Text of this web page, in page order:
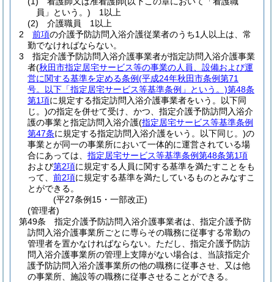
員」という。) 1以上
(2)
介護職員 1以上
2
前項の介護予防訪問入浴介護従業者のうち1人以上は、常
勤でなければならない。
3
指定介護予防訪問入浴介護事業者が指定訪問入浴介護事業
者(秋田市指定居宅サービス等の事業の人員、設備および運
営に関する基準を定める条例(平成24年秋田市条例第71
号。以下「指定居宅サービス等基準条例」という。)第48条
第1項に規定する指定訪問入浴介護事業者をいう。以下同
じ。)の指定を併せて受け、かつ、指定介護予防訪問入浴介
護の事業と指定訪問入浴介護(指定居宅サービス等基準条例
第47条に規定する指定訪問入浴介護をいう。以下同じ。)の
事業とが同一の事業所において一体的に運営されている場
合にあっては、 指定居宅サービス等基準条例第48条第1項
および第2項に規定する人員に関する基準を満たすことをも
って、 前2項に規定する基準を満たしているものとみなすこ
とができる。
(平27条例15・一部改正)
(管理者)
第49条
指定介護予防訪問入浴介護事業者は、指定介護予防
訪問入浴介護事業所ごとに専らその職務に従事する常勤の
管理者を置かなければならない。 ただし、指定介護予防訪
問入浴介護事業所の管理上支障がない場合は、当該指定介
護予防訪問入浴介護事業所の他の職務に従事させ、又は他
の事業所、施設等の職務に従事させることができる。